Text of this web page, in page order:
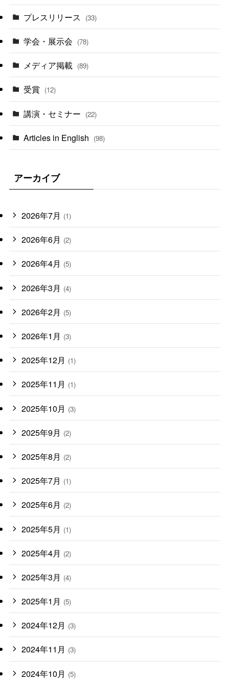
プレスリリース (33)
学会・展示会 (78)
メディア掲載 (89)
受賞 (12)
講演・セミナー (22)
Articles in English (98)
アーカイブ
2026年7月 (1)
2026年6月 (2)
2026年4月 (5)
2026年3月 (4)
2026年2月 (5)
2026年1月 (3)
2025年12月 (1)
2025年11月 (1)
2025年10月 (3)
2025年9月 (2)
2025年8月 (2)
2025年7月 (1)
2025年6月 (2)
2025年5月 (1)
2025年4月 (2)
2025年3月 (4)
2025年1月 (5)
2024年12月 (3)
2024年11月 (3)
2024年10月 (5)